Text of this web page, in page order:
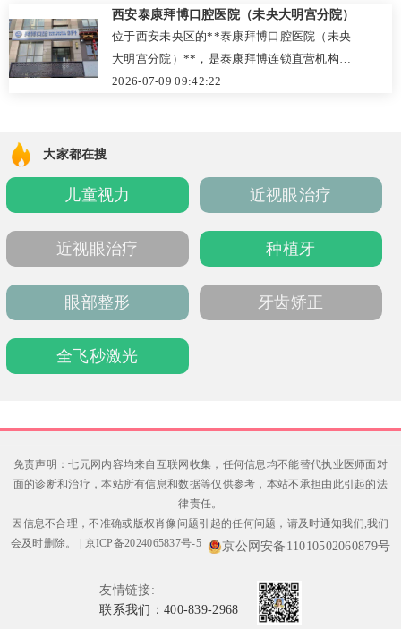
西安泰康拜博口腔医院（未央大明宫分院）
位于西安未央区的**泰康拜博口腔医院（未央
大明宫分院）**，是泰康拜博连锁直营机构，
具备正规医疗资质，严格执行“一人一机一消
致，获患者广泛好评。收费透明，种植5200元
起，矫正12800元起。可通过电话、线上或院
内挂号预约，就诊时间8:30-17:30，节假日无
休。
2026-07-09 09:42:22
大家都在搜
儿童视力 近视眼治疗
近视眼治疗 种植牙
眼部整形 牙齿矫正
全飞秒激光
免责声明：七元网内容均来自互联网收集，任何信息均不能替代执业医师面对
面的诊断和治疗，本站所有信息和数据等仅供参考，本站不承担由此引起的法
律责任。
因信息不合理，不准确或版权肖像问题引起的任何问题，请及时通知我们,我们
会及时删除。
京ICP备2024065837号-5 京公网安备11010502060879号
友情链接:
联系我们：400-839-2968